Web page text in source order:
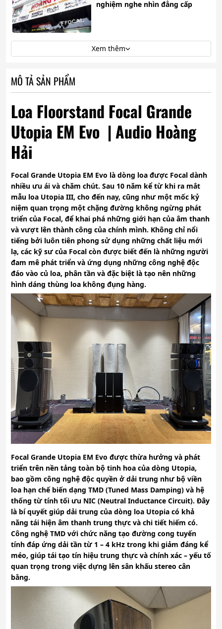
nghiệm nghe nhìn đẳng cấp
Xem thêm
MÔ TẢ SẢN PHẨM
Loa Floorstand Focal Grande
Utopia EM Evo | Audio Hoàng
Hải
Focal Grande Utopia EM Evo là dòng loa được Focal dành
nhiều ưu ái và chăm chút. Sau 10 năm kể từ khi ra mắt
mẫu loa Utopia III, cho đến nay, cũng như một mốc kỷ
niệm quan trọng một chặng đường không ngừng phát
triển của Focal, để khai phá những giới hạn của âm thanh
và vượt lên thành công của chính mình. Không chỉ nổi
tiếng bởi luôn tiên phong sử dụng những chất liệu mới
lạ, các kỹ sư của Focal còn được biết đến là những người
đam mê phát triển và ứng dụng những công nghệ độc
đáo vào củ loa, phân tần và đặc biệt là tạo nên những
hình dáng thùng loa không đụng hàng.
Focal Grande Utopia EM Evo được thừa hưởng và phát
triển trên nền tảng toàn bộ tinh hoa của dòng Utopia,
bao gồm công nghệ độc quyền ở dải trung như bộ viền
loa hạn chế biến dạng TMD (Tuned Mass Damping) và hệ
thống từ tính tối ưu NIC (Neutral Inductance Circuit). Đây
là bí quyết giúp dải trung của dòng loa Utopia có khả
năng tái hiện âm thanh trung thực và chi tiết hiếm có.
Công nghệ TMD với chức năng tạo đường cong tuyến
tính đáp ứng dải tần từ 1 – 4 kHz trong khi giảm đáng kể
méo, giúp tái tạo tín hiệu trung thực và chính xác – yếu tố
quan trọng trong việc dựng lên sân khấu stereo cân
bằng.